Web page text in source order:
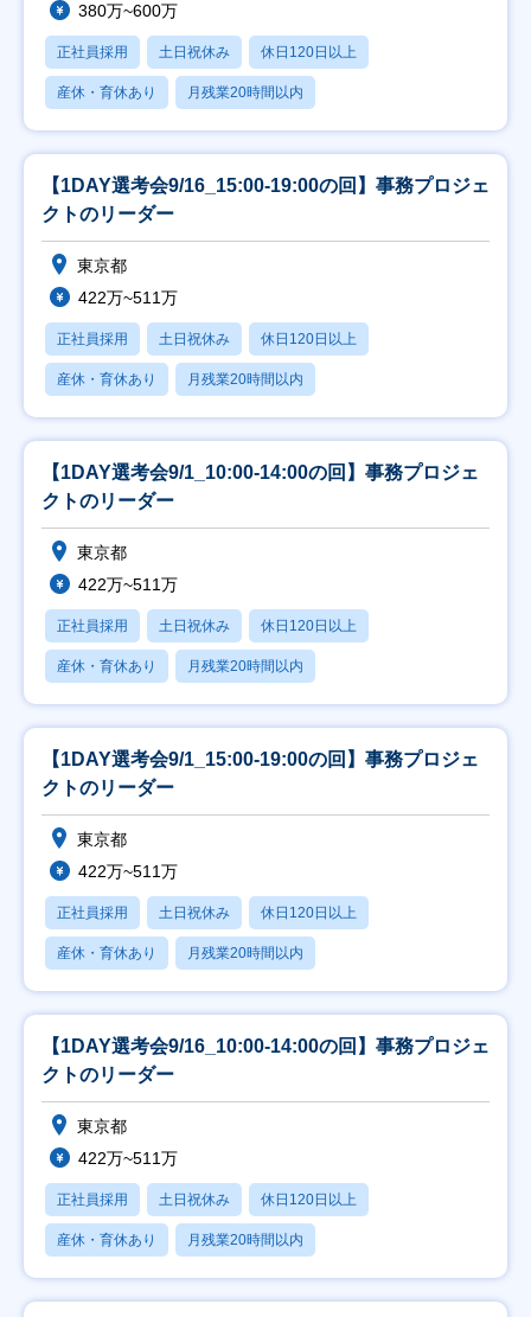
380万~600万
正社員採用 土日祝休み 休日120日以上
産休・育休あり 月残業20時間以内
【1DAY選考会9/16_15:00-19:00の回】事務プロジェ
クトのリーダー
東京都
422万~511万
正社員採用 土日祝休み 休日120日以上
産休・育休あり 月残業20時間以内
【1DAY選考会9/1_10:00-14:00の回】事務プロジェ
クトのリーダー
東京都
422万~511万
正社員採用 土日祝休み 休日120日以上
産休・育休あり 月残業20時間以内
【1DAY選考会9/1_15:00-19:00の回】事務プロジェ
クトのリーダー
東京都
422万~511万
正社員採用 土日祝休み 休日120日以上
産休・育休あり 月残業20時間以内
【1DAY選考会9/16_10:00-14:00の回】事務プロジェ
クトのリーダー
東京都
422万~511万
正社員採用 土日祝休み 休日120日以上
産休・育休あり 月残業20時間以内